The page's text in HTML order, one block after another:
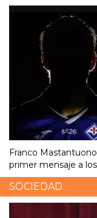
Franco
primer mensaje a
SOCIEDAD